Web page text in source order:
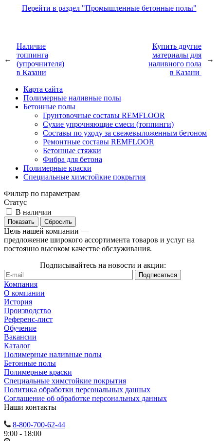
Перейти в раздел "Промышленные бетонные полы"
←
Наличие
топпинга
(упрочнителя)
в Казани
Купить другие
материалы для
наливного пола
в Казани
→
Карта сайта
Полимерные наливные полы
Бетонные полы
Грунтовочные составы REMFLOOR
Сухие упрочняющие смеси (топпинги)
Составы по уходу за свежевыложенным бетоном
Ремонтные составы REMFLOOR
Бетонные стяжки
Фибра для бетона
Полимерные краски
Специальные химстойкие покрытия
Фильтр по параметрам
Статус
В наличии
Сбросить
Цель нашей компании —
предложение широкого ассортимента товаров и услуг на
постоянно высоком качестве обслуживания.
Подписывайтесь на новости и акции:
Компания
О компании
История
Производство
Референс-лист
Обучение
Вакансии
Каталог
Полимерные наливные полы
Бетонные полы
Полимерные краски
Специальные химстойкие покрытия
Политика обработки персональных данных
Cоглашение об обработке персональных данных
Наши контакты
8-800-700-62-44
9:00 - 18:00